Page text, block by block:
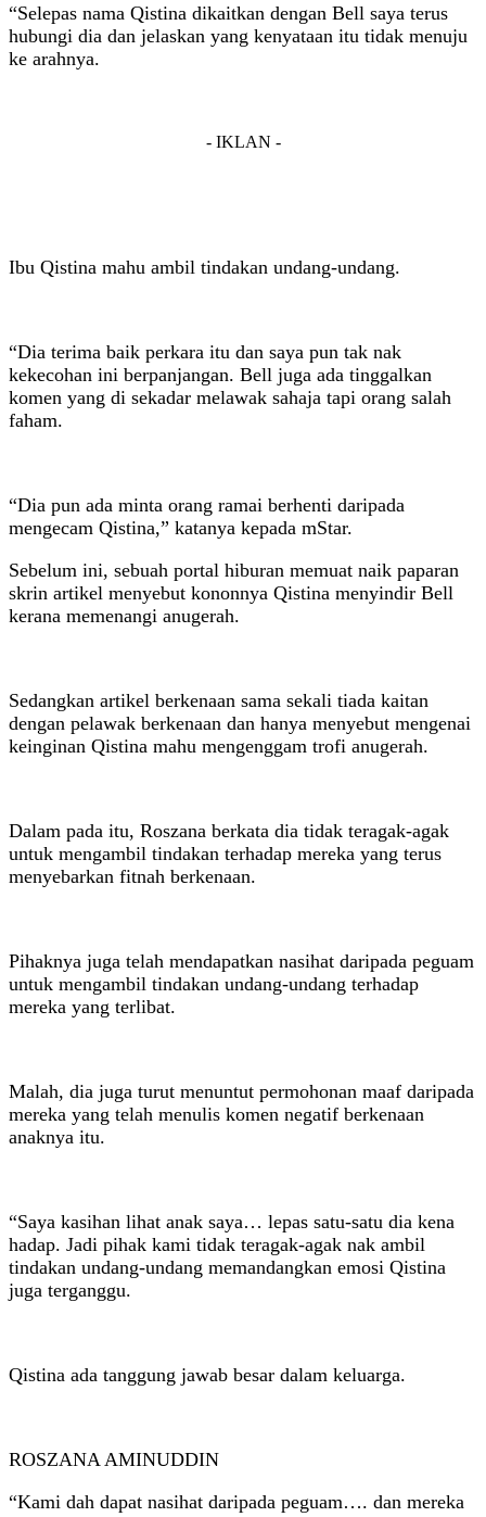
“Selepas nama Qistina dikaitkan dengan Bell saya terus
hubungi dia dan jelaskan yang kenyataan itu tidak menuju
ke arahnya.
- IKLAN -
Ibu Qistina mahu ambil tindakan undang-undang.
“Dia terima baik perkara itu dan saya pun tak nak
kekecohan ini berpanjangan. Bell juga ada tinggalkan
komen yang di sekadar melawak sahaja tapi orang salah
faham.
“Dia pun ada minta orang ramai berhenti daripada
mengecam Qistina,” katanya kepada mStar.
Sebelum ini, sebuah portal hiburan memuat naik paparan
skrin artikel menyebut kononnya Qistina menyindir Bell
kerana memenangi anugerah.
Sedangkan artikel berkenaan sama sekali tiada kaitan
dengan pelawak berkenaan dan hanya menyebut mengenai
keinginan Qistina mahu mengenggam trofi anugerah.
Dalam pada itu, Roszana berkata dia tidak teragak-agak
untuk mengambil tindakan terhadap mereka yang terus
menyebarkan fitnah berkenaan.
Pihaknya juga telah mendapatkan nasihat daripada peguam
untuk mengambil tindakan undang-undang terhadap
mereka yang terlibat.
Malah, dia juga turut menuntut permohonan maaf daripada
mereka yang telah menulis komen negatif berkenaan
anaknya itu.
“Saya kasihan lihat anak saya… lepas satu-satu dia kena
hadap. Jadi pihak kami tidak teragak-agak nak ambil
tindakan undang-undang memandangkan emosi Qistina
juga terganggu.
Qistina ada tanggung jawab besar dalam keluarga.
ROSZANA AMINUDDIN
“Kami dah dapat nasihat daripada peguam…. dan mereka